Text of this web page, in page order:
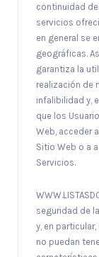
continuidad
servicios
en general se
geográficas.
garantiza la
realización de
infalibilidad y,
que los
Web, acceder
Sitio Web o a
Servicios.
seguridad de
y, en
no puedan